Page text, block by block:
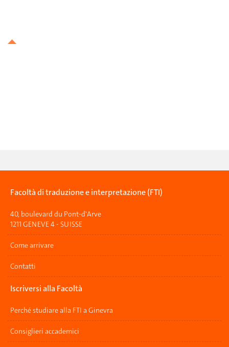
Facoltà di traduzione e interpretazione (FTI)
40, boulevard du Pont-d'Arve
1211 GENEVE 4 - SUISSE
Come arrivare
Contatti
Iscriversi alla Facoltà
Perché studiare alla FTI a Ginevra
Consiglieri accademici